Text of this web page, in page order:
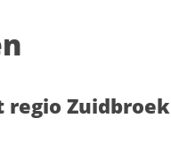
Zuidbroek